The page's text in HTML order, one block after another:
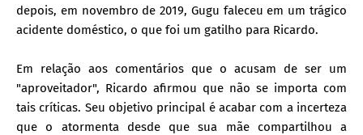
depois, em novembro de 2019, Gugu faleceu em um trágico
acidente doméstico, o que foi um gatilho para Ricardo.
Em relação aos comentários que o acusam de ser um
"aproveitador", Ricardo afirmou que não se importa com
tais críticas. Seu objetivo principal é acabar com a incerteza
que o atormenta desde que sua mãe compartilhou a